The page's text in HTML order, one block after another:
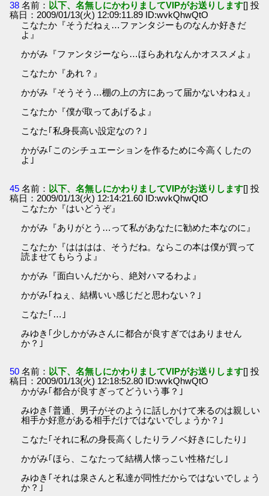
38 名前： 以下、名無しにかわりましてVIPがお送りします[] 投
稿日：2009/01/13(火) 12:09:11.89 ID:wvkQhwQtO
こなたか『そうだねぇ…ファンタジーものなんか好きだ
よ』
かがみ『ファンタジーなら…ほらあれなんかオススメよ』
こなたか『あれ？』
かがみ『そうそう…棚の上の方にあって届かないわねぇ』
こなたか『僕が取ってあげるよ』
こなた｢私身長高い設定なの？｣
かがみ｢このシチュエーションを作るために今高くしたの
よ｣
45 名前： 以下、名無しにかわりましてVIPがお送りします[] 投
稿日：2009/01/13(火) 12:14:21.60 ID:wvkQhwQtO
こなたか『はいどうぞ』
かがみ『ありがとう…って私があなたに勧めた本なのに』
こなたか『はははは、そうだね。ならこの本は僕が買って
読ませてもらうよ』
かがみ『面白いんだから、絶対ハマるわよ』
かがみ｢ねぇ、結構いい感じだと思わない？｣
こなた｢…｣
みゆき｢少しかがみさんに都合が良すぎではありません
か？｣
50 名前： 以下、名無しにかわりましてVIPがお送りします[] 投
稿日：2009/01/13(火) 12:18:52.80 ID:wvkQhwQtO
かがみ｢都合が良すぎってどういう事？｣
みゆき｢普通、男子がそのように話しかけて来るのは親しい
相手か好意がある相手だけではないでしょうか？｣
こなた｢それに私の身長高くしたりラノベ好きにしたり｣
かがみ｢ほら、こなたって結構人懐っこい性格だし｣
みゆき｢それは泉さんと私達が同性だからではないでしょう
か？｣